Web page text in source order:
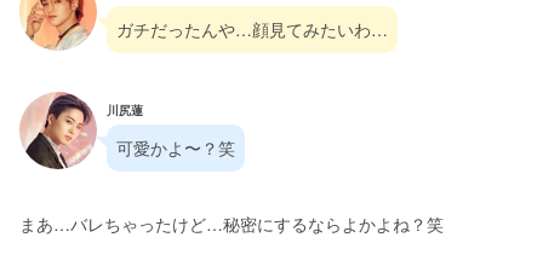
ガチだったんや…顔見てみたいわ…
川尻蓮
可愛かよ〜？笑
まあ…バレちゃったけど…秘密にするならよかよね？笑